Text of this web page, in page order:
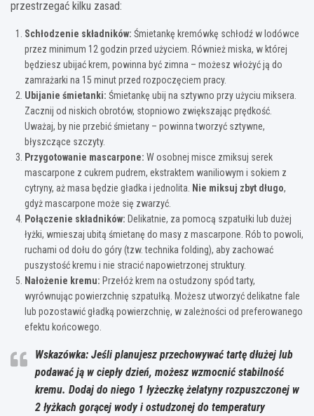
przestrzegać kilku zasad:
Schłodzenie składników: Śmietankę kremówkę schłodź w lodówce
przez minimum 12 godzin przed użyciem. Również miska, w której
będziesz ubijać krem, powinna być zimna – możesz włożyć ją do
zamrażarki na 15 minut przed rozpoczęciem pracy.
Ubijanie śmietanki: Śmietankę ubij na sztywno przy użyciu miksera.
Zacznij od niskich obrotów, stopniowo zwiększając prędkość.
Uważaj, by nie przebić śmietany – powinna tworzyć sztywne,
błyszczące szczyty.
Przygotowanie mascarpone: W osobnej misce zmiksuj serek
mascarpone z cukrem pudrem, ekstraktem waniliowym i sokiem z
cytryny, aż masa będzie gładka i jednolita.
Nie miksuj zbyt długo,
gdyż mascarpone może się zwarzyć.
Połączenie składników: Delikatnie, za pomocą szpatułki lub dużej
łyżki, wmieszaj ubitą śmietanę do masy z mascarpone. Rób to powoli,
ruchami od dołu do góry (tzw. technika folding), aby zachować
puszystość kremu i nie stracić napowietrzonej struktury.
Nałożenie kremu: Przełóż krem na ostudzony spód tarty,
wyrównując powierzchnię szpatułką. Możesz utworzyć delikatne fale
lub pozostawić gładką powierzchnię, w zależności od preferowanego
efektu końcowego.
Wskazówka: Jeśli planujesz przechowywać tartę dłużej lub
podawać ją w ciepły dzień, możesz wzmocnić stabilność
kremu. Dodaj do niego 1 łyżeczkę żelatyny rozpuszczonej w
2 łyżkach gorącej wody i ostudzonej do temperatury